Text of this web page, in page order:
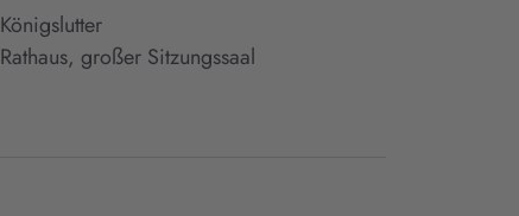
Königslutter
Rathaus, großer Sitzungssaal